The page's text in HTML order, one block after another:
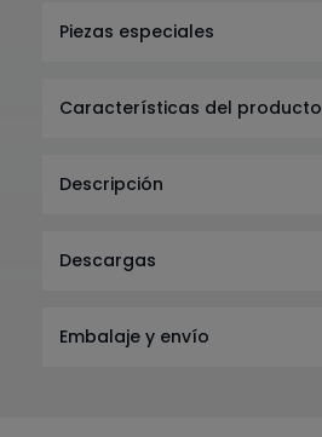
Piezas especiales
Características del producto
Descripción
Descargas
Embalaje y envío